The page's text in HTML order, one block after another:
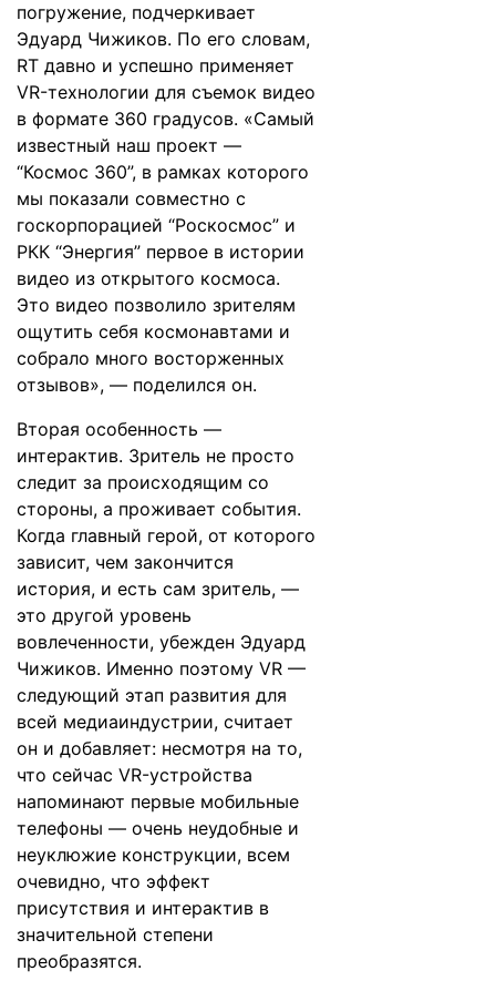
погружение, подчеркивает
Эдуард Чижиков. По его словам,
RT давно и успешно применяет
VR-технологии для съемок видео
в формате 360 градусов. «Самый
известный наш проект —
“Космос 360”, в рамках которого
мы показали совместно с
госкорпорацией “Роскосмос” и
РКК “Энергия” первое в истории
видео из открытого космоса.
Это видео позволило зрителям
ощутить себя космонавтами и
собрало много восторженных
отзывов», — поделился он.
Вторая особенность —
интерактив. Зритель не просто
следит за происходящим со
стороны, а проживает события.
Когда главный герой, от которого
зависит, чем закончится
история, и есть сам зритель, —
это другой уровень
вовлеченности, убежден Эдуард
Чижиков. Именно поэтому VR —
следующий этап развития для
всей медиа­индустрии, считает
он и добавляет: несмотря на то,
что сейчас VR-устройства
напоминают первые мобильные
телефоны — очень неудобные и
не­уклюжие конструкции, всем
очевидно, что эффект
присутствия и интерактив в
значительной степени
преобразятся.